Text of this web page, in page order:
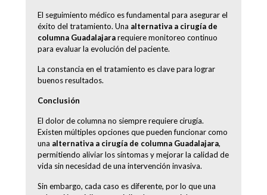
El seguimiento médico es fundamental para asegurar el
éxito del tratamiento. Una alternativa a cirugía de
columna Guadalajararequiere monitoreo continuo
para evaluar la evolución del paciente.
La constancia en el tratamiento es clave para lograr
buenos resultados.
Conclusión
El dolor de columna no siempre requiere cirugía.
Existen múltiples opciones que pueden funcionar como
una alternativa a cirugía de columna Guadalajara,
permitiendo aliviar los síntomas y mejorar la calidad de
vida sin necesidad de una intervención invasiva.
Sin embargo, cada caso es diferente, por lo que una